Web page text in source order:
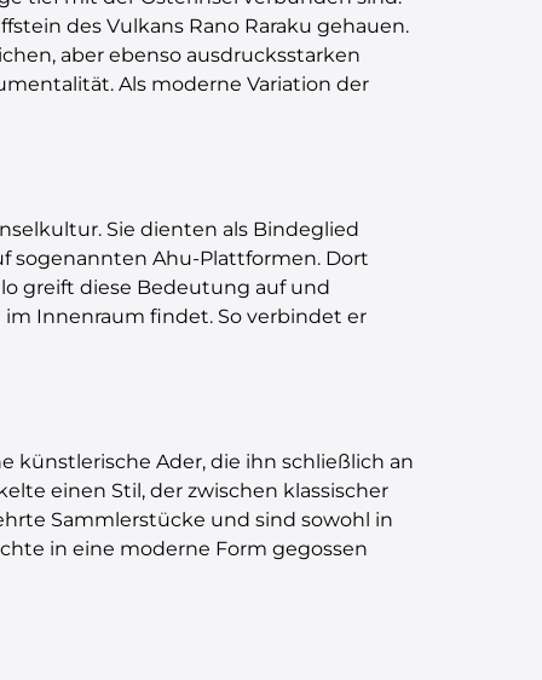
des Vulkans Rano Raraku gehauen.
aber ebenso ausdrucksstarken
Als moderne Variation der
Sie dienten als Bindeglied
sogenannten Ahu-Plattformen. Dort
greift diese Bedeutung auf und
im Innenraum findet. So verbindet er
künstlerische Ader, die ihn schließlich an
einen Stil, der zwischen klassischer
Sammlerstücke und sind sowohl in
in eine moderne Form gegossen